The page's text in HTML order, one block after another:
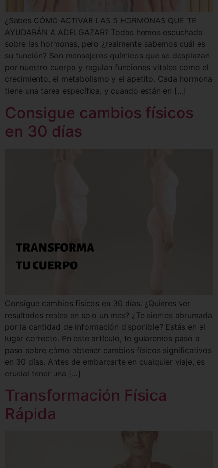
¿Sabes CÓMO ACTIVAR LAS 5 HORMONAS QUE TE
AYUDARÁN A ADELGAZAR? Todos hemos escuchado
sobre las hormonas, pero ¿realmente sabemos cuál es
su función? Son mensajeros químicos que se desplazan
por nuestro cuerpo y regulan funciones vitales como el
crecimiento, el metabolismo y el apetito. Cada hormona
tiene una tarea específica, y cuando están en […]
Consigue cambios físicos
en 30 días
Consigue cambios físicos en 30 días. ¿Quieres ver
resultados reales en solo un mes? ¿Te sientes abrumada
por la cantidad de información disponible? Estás en el
lugar correcto. En este artículo, te guiaremos paso a
paso sobre cómo obtener cambios físicos significativos
en 30 días. Antes de embarcarte en cualquier viaje, es
crucial tener una […]
Transformación Física
Rápida